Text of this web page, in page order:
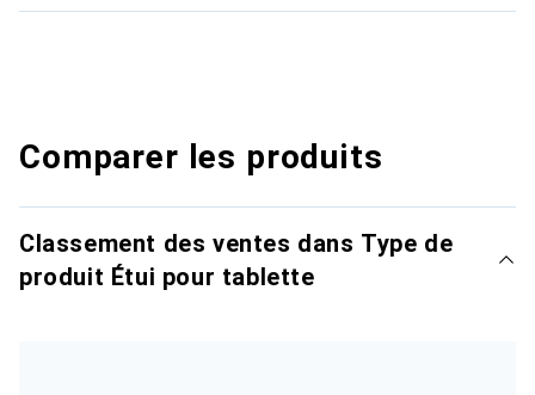
Comparer les produits
Classement des ventes dans Type de
produit Étui pour tablette